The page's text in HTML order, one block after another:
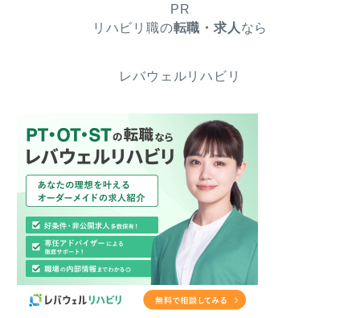
PR
リハビリ職の転職・求人 なら
レバウェルリハビリ